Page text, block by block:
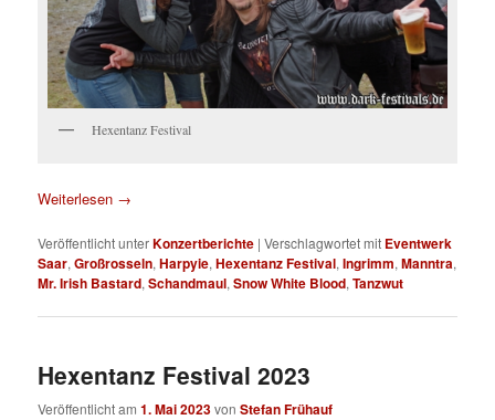
Hexentanz Festival
Weiterlesen →
Veröffentlicht unterKonzertberichte |Verschlagwortet mit Eventwerk
Saar,Großrosseln,Harpyie,Hexentanz Festival,Ingrimm,Manntra,
Mr. Irish Bastard,Schandmaul,Snow White Blood,Tanzwut
Hexentanz Festival 2023
Veröffentlicht am1. Mai 2023vonStefan Frühauf